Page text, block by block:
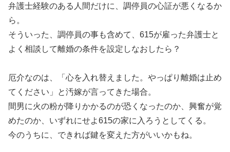
弁護士経験のある人間だけに、調停員の心証が悪くなるか
ら。
そういった、調停員の事も含めて、615が雇った弁護士と
よく相談して離婚の条件を設定しなおしたら？
厄介なのは、「心を入れ替えました。やっぱり離婚は止め
てください」と汚嫁が言ってきた場合。
間男に火の粉が降りかかるのが恐くなったのか、興奮が覚
めたのか、いずれにせよ615の家に入ろうとしてくる。
今のうちに、できれば鍵を変えた方がいいかもね。